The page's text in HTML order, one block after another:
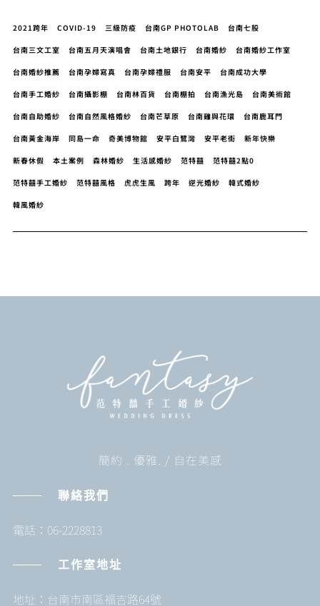
2021跨年 COVID-19 三級防疫 台南GP PHOTOLAB 台南七股
台南三文工室 台南五月天演唱會 台南土地銀行 台南婚紗 台南婚紗工作室
台南婚紗推薦 台南孕婦寫真 台南孕婦禮服 台南安平 台南成功大學
台南手工婚紗 台南攝影棚 台南林百貨 台南棚拍 台南漁光島 台南美術館
台南自助婚紗 台南自然風格婚紗 台南芒草原 台南雞與花環 台南鹿耳門
台南黃金海岸 同島一命 奇美博物館 安平白鷺灣 安平老街 新年快樂
新春休假 本土案例 森林婚紗 生活感婚紗 范特囍 范特囍2點0
范特囍手工婚紗 范特囍風格 虎虎生風 跨年 逆光婚紗 韓式婚紗
韓風婚紗
簡約 . 優雅. / 自在美感
聯絡我們
電話：06-2228813
工作室地址
地址：台南市南區福吉路64號